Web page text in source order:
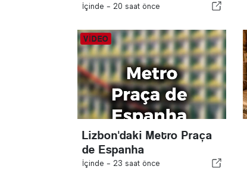
İçinde - 20 saat önce
Lizbon'daki Metro Praça
de Espanha
İçinde - 23 saat önce